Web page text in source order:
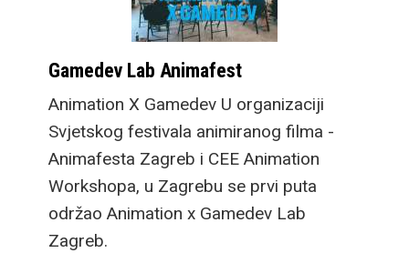
lako prilagodljiv za
društvene mreže, a
također multimedija
postotak zaslona, tako
da iako je na prvu manji
od novog Fold8 Ultra
modela, video sadržaj
na njemu je gotovo iste
Gamedev Lab Animafest
Animation X Gamedev U organizaciji
Svjetskog festivala animiranog filma -
Animafesta Zagreb i CEE Animation
Workshopa, u Zagrebu se prvi puta
održao Animation x Gamedev Lab
Zagreb.